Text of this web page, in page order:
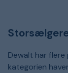
Dewalt har
kategorien